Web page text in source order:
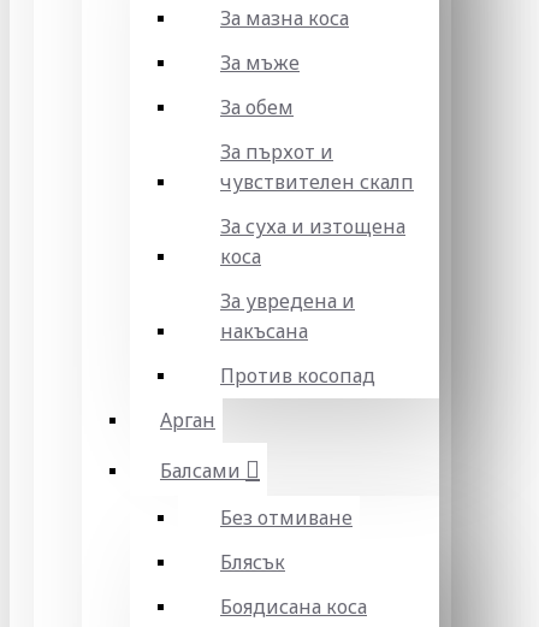
За мазна коса
За мъже
За обем
За пърхот и
чувствителен скалп
За суха и изтощена
коса
За увредена и
накъсана
Против косопад
Арган
Балсами
Без отмиване
Блясък
Боядисана коса